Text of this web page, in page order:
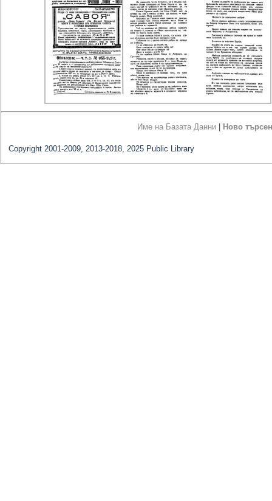
Име на Базата Данни Ново
Copyright 2001-2009, 2013-2018, 2025 Public Library